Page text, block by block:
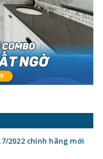
2022 chính hãng mới